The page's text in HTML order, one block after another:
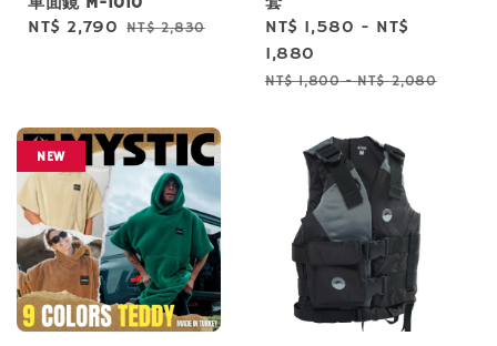
Sale
NT$ 2,790 Regular
NT$ 2,830
Sale
price
NT$ 1,580 - NT$
1,880
Regular
NT$ 1,800-NT$ 2,080
NEW